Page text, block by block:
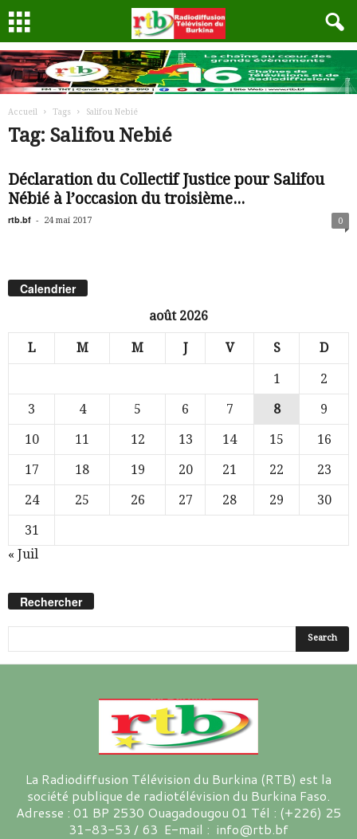
Accueil Tags Salifou Nebié
Tag: Salifou Nebié
Déclaration du Collectif Justice pour Salifou
Nébié à l’occasion du troisième...
rtb.bf - 24 mai 2017 0
Calendrier
août 2026
L M M J V S D
1
2
3
4 5 6 7 8
9
10
11 12 13 14 15
16
17
18 19 20 21 22
23
24
25 26 27 28 29
30
31
« Juil
Rechercher
La Radiodiffusion Télévision du Burkina (RTB) est la
société publique de radiotélévision du Burkina Faso.
Adresse : 01 BP 2530 Ouagadougou 01 Tél : (+226) 25
31-83-53 / 63 E-mail : info@rtb.bf